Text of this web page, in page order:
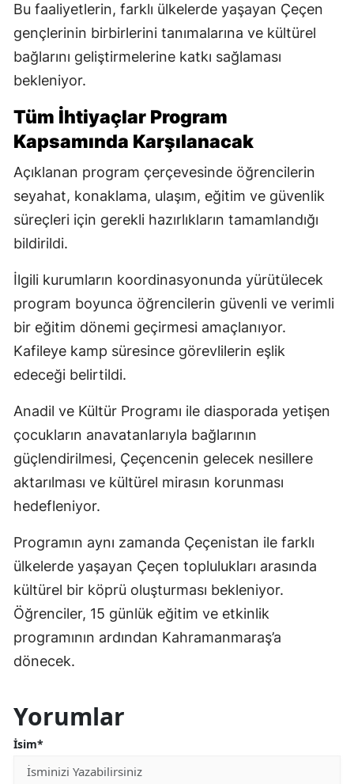
Bu faaliyetlerin, farklı ülkelerde yaşayan Çeçen
gençlerinin birbirlerini tanımalarına ve kültürel
bağlarını geliştirmelerine katkı sağlaması
bekleniyor.
Tüm İhtiyaçlar Program
Kapsamında Karşılanacak
Açıklanan program çerçevesinde öğrencilerin
seyahat, konaklama, ulaşım, eğitim ve güvenlik
süreçleri için gerekli hazırlıkların tamamlandığı
bildirildi.
İlgili kurumların koordinasyonunda yürütülecek
program boyunca öğrencilerin güvenli ve verimli
bir eğitim dönemi geçirmesi amaçlanıyor.
Kafileye kamp süresince görevlilerin eşlik
edeceği belirtildi.
Anadil ve Kültür Programı ile diasporada yetişen
çocukların anavatanlarıyla bağlarının
güçlendirilmesi, Çeçencenin gelecek nesillere
aktarılması ve kültürel mirasın korunması
hedefleniyor.
Programın aynı zamanda Çeçenistan ile farklı
ülkelerde yaşayan Çeçen toplulukları arasında
kültürel bir köprü oluşturması bekleniyor.
Öğrenciler, 15 günlük eğitim ve etkinlik
programının ardından Kahramanmaraş’a
dönecek.
Yorumlar
İsim*